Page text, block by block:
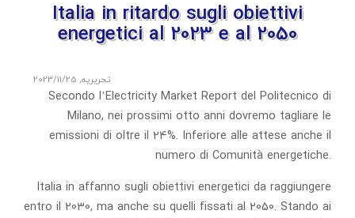
Italia in ritardo sugli obiettivi
energetici al 2023 e al 2050
تحریریه,
2023/11/25
Secondo l’Electricity Market Report del Politecnico di
Milano, nei prossimi otto anni dovremo tagliare le
emissioni di oltre il 24%. Inferiore alle attese anche il
numero di Comunità energetiche.
Italia in affanno sugli obiettivi energetici da raggiungere
entro il 2030, ma anche su quelli fissati al 2050. Stando ai